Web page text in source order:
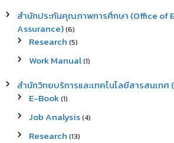
สำนักประกันคุณภาพการศึกษา (Office of
Assurance)(6)
Research (5)
Work Manual(1)
สำนักวิทยบริการและเทคโนโลยีสารสนเทศ
E-Book(1)
Job Analysis(4)
Research (13)